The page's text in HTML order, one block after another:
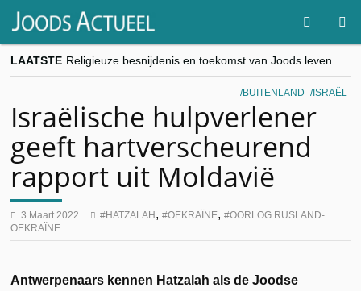
LAATSTE
“Besnijdenisdebat toont hoe moeilijk seculiere Westen minderheden begrijpt”, Jinnih Beels (Vooruit)
CITYTRIP | ROEMENIË – Boekarest: de verrassing van Oost-Europa
BUITENLAND ISRAËL
Israëlische hulpverlener
geeft hartverscheurend
rapport uit Moldavië
3 Maart 2022 HATZALAH , OEKRAÏNE, OORLOG RUSLAND-
OEKRAÏNE
Antwerpenaars kennen Hatzalah als de Joodse